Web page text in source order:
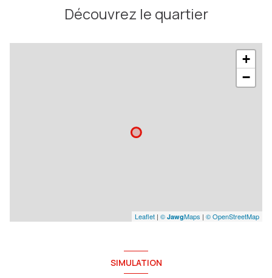
Découvrez le quartier
+
−
Leaflet | © JawgMaps | © OpenStreetMap
SIMULATION